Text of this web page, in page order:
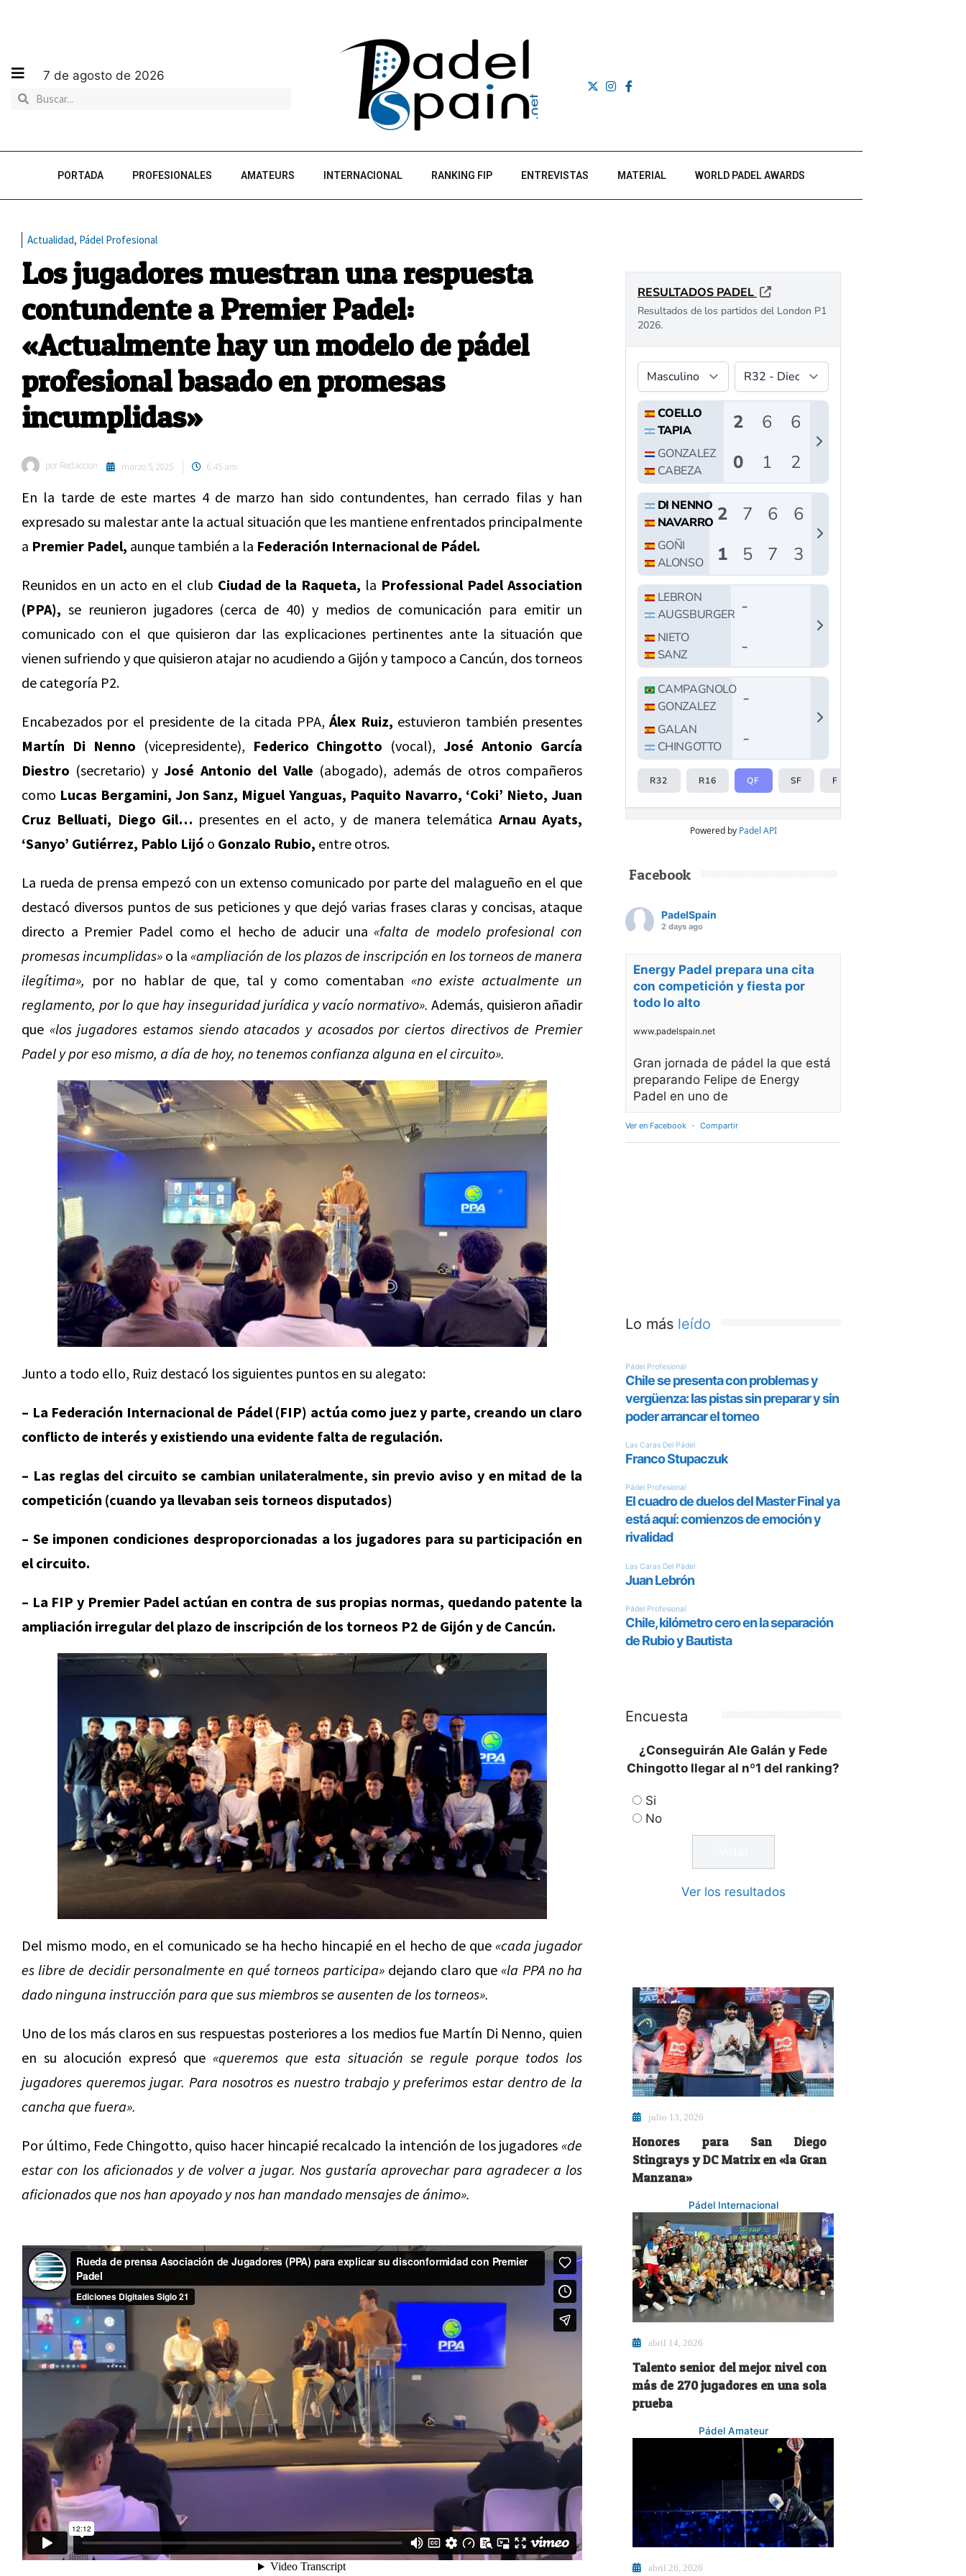
7 de agosto de 2026
PORTADA PROFESIONALES AMATEURS INTERNACIONAL RANKING FIP ENTREVISTAS MATERIAL WORLD PADEL AWARDS
Actualidad, Pádel Profesional
Los jugadores muestran una respuesta
contundente a Premier Padel:
«Actualmente hay un modelo de pádel
profesional basado en promesas
incumplidas»
por Redaccion marzo 5, 2025 6:45 am
En la tarde de este martes 4 de marzo han sido contundentes, han cerrado filas y han
expresado su malestar ante la actual situación que les mantiene enfrentados principalmente
a Premier Padel, aunque también a la Federación Internacional de Pádel.
Reunidos en un acto en el club Ciudad de la Raqueta, la Professional Padel Association
(PPA), se reunieron jugadores (cerca de 40) y medios de comunicación para emitir un
comunicado con el que quisieron dar las explicaciones pertinentes ante la situación que
vienen sufriendo y que quisieron atajar no acudiendo a Gijón y tampoco a Cancún, dos torneos
de categoría P2.
Encabezados por el presidente de la citada PPA,Álex Ruiz, estuvieron también presentes
Martín Di Nenno (vicepresidente), Federico Chingotto (vocal),José Antonio García
Diestro (secretario) yJosé Antonio del Valle (abogado), además de otros compañeros
como Lucas Bergamini, Jon Sanz, Miguel Yanguas, Paquito Navarro, ‘Coki’ Nieto, Juan
Cruz Belluati, Diego Gil… presentes en el acto, y de manera telemática Arnau Ayats,
‘Sanyo’ Gutiérrez, Pablo Lijó o Gonzalo Rubio, entre otros.
La rueda de prensa empezó con un extenso comunicado por parte del malagueño en el que
destacó diversos puntos de sus peticiones y que dejó varias frases claras y concisas, ataque
directo a Premier Padel como el hecho de aducir una«falta de modelo profesional con
promesas incumplidas» o la «ampliación de los plazos de inscripción en los torneos de manera
ilegítima», por no hablar de que, tal y como comentaban«no existe actualmente un
reglamento, por lo que hay inseguridad jurídica y vacío normativo». Además, quisieron añadir
que «los jugadores estamos siendo atacados y acosados por ciertos directivos de Premier
Padel y por eso mismo, a día de hoy, no tenemos confianza alguna en el circuito».
Junto a todo ello, Ruiz destacó los siguientes puntos en su alegato:
– La Federación Internacional de Pádel (FIP) actúa como juez y parte, creando un claro
conflicto de interés y existiendo una evidente falta de regulación.
– Las reglas del circuito se cambian unilateralmente, sin previo aviso y en mitad de la
competición (cuando ya llevaban seis torneos disputados)
– Se imponen condiciones desproporcionadas a los jugadores para su participación en
el circuito.
– La FIP y Premier Padel actúan en contra de sus propias normas, quedando patente la
ampliación irregular del plazo de inscripción de los torneos P2 de Gijón y de Cancún.
Del mismo modo, en el comunicado se ha hecho hincapié en el hecho de que «cada jugador
es libre de decidir personalmente en qué torneos participa»dejando claro que«la PPA no ha
dado ninguna instrucción para que sus miembros se ausenten de los torneos».
Uno de los más claros en sus respuestas posteriores a los medios fue Martín Di Nenno, quien
en su alocución expresó que«queremos que esta situación se regule porque todos los
jugadores queremos jugar. Para nosotros es nuestro trabajo y preferimos estar dentro de la
cancha que fuera».
Por último, Fede Chingotto, quiso hacer hincapié recalcado la intención de los jugadores «de
estar con los aficionados y de volver a jugar. Nos gustaría aprovechar para agradecer a los
aficionados que nos han apoyado y nos han mandado mensajes de ánimo».
Powered by Padel API
Facebook
PadelSpain
2 days ago
Energy Padel prepara una cita
con competición y fiesta por
todo lo alto
www.padelspain.net
Gran jornada de pádel la que está
preparando Felipe de Energy
Padel en uno de
Ver en Facebook · Compartir
Lo más leído
Encuesta
¿Conseguirán Ale Galán y Fede
Chingotto llegar al nº1 del ranking?
Si
No
Ver los resultados
julio 13, 2026
Honores para San Diego
Stingrays y DC Matrix en «la Gran
Manzana»
Pádel Internacional
abril 14, 2026
Talento senior del mejor nivel con
más de 270 jugadores en una sola
prueba
Pádel Amateur
abril 26, 2026